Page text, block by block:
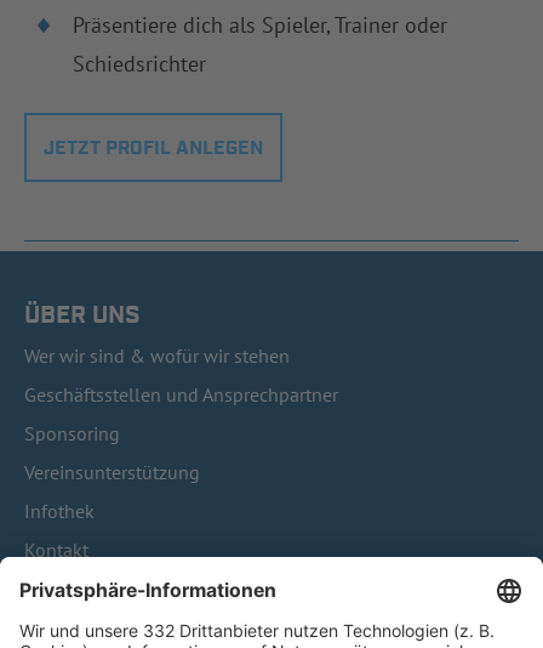
Präsentiere dich als Spieler, Trainer oder
Schiedsrichter
JETZT PROFIL ANLEGEN
ÜBER UNS
Wer wir sind & wofür wir stehen
Geschäftsstellen und Ansprechpartner
Sponsoring
Vereinsunterstützung
Infothek
Kontakt
HÄUFIG BESUCHTE SEITEN